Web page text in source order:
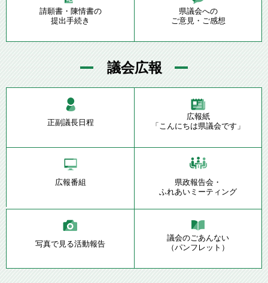
請願書・陳情書の
提出手続き
県議会への
ご意見・ご感想
議会広報
正副議長日程
広報紙
「こんにちは県議会です」
広報番組
県政報告会・
ふれあいミーティング
写真で見る活動報告
議会のごあんない
（パンフレット）